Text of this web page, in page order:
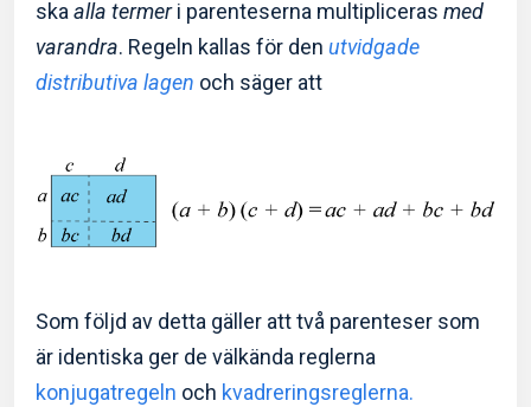
ska alla termeri parenteserna multipliceras med
varandra. Regeln kallas för den utvidgade
distributiva lagen och säger att
Som följd av detta gäller att två parenteser som
är identiska ger de välkända reglerna
konjugatregeln och kvadreringsreglerna.